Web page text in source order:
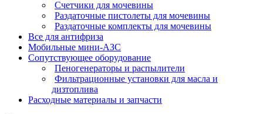
Счетчики для мочевины
Раздаточные пистолеты для мочевины
Раздаточные комплекты для мочевины
Все для антифриза
Мобильные мини-АЗС
Сопутствующее оборудование
Пеногенераторы и распылители
Фильтрационные установки для масла и
дизтоплива
Расходные материалы и запчасти